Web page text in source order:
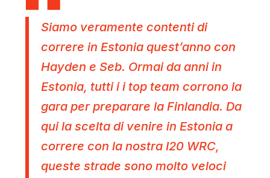
Siamo veramente contenti di
correre in Estonia quest’anno con
Hayden e Seb. Ormai da anni in
Estonia, tutti i i top team corrono la
gara per preparare la Finlandia. Da
qui la scelta di venire in Estonia a
correre con la nostra I20 WRC,
queste strade sono molto veloci